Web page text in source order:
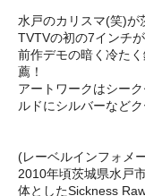
水戸のカリスマ(笑)が
TVTVの初の7インチ
前作デモの暗く冷た
薦！
アートワークはシー
ルドにシルバーなど
(レーベルインフォメ
2010年頃茨城県水戸
体としたSickness